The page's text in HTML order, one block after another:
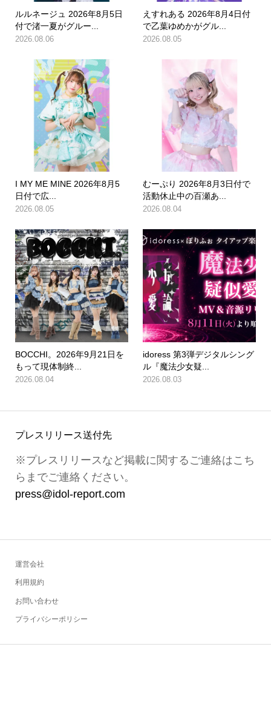
ルルネージュ 2026年8月5日
付で渚一夏がグルー...
2026.08.06
えすれある 2026年8月4日付
で乙葉ゆめかがグル...
2026.08.05
I MY ME MINE 2026年8月5
日付で広...
2026.08.05
むーぷり 2026年8月3日付で
活動休止中の百瀬あ...
2026.08.04
BOCCHI。2026年9月21日を
もって現体制終...
2026.08.04
idoress 第3弾デジタルシング
ル『魔法少女疑...
2026.08.03
プレスリリース送付先
※プレスリリースなど掲載に関するご連絡はこち
らまでご連絡ください。
press@idol-report.com
運営会社
利用規約
お問い合わせ
プライバシーポリシー